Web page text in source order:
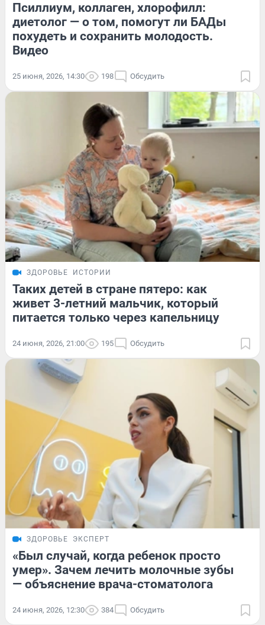
Псиллиум, коллаген, хлорофилл:
диетолог — о том, помогут ли БАДы
похудеть и сохранить молодость.
Видео
25 июня, 2026, 14:30 198 Обсудить
ЗДОРОВЬЕ ИСТОРИИ
Таких детей в стране пятеро: как
живет 3-летний мальчик, который
питается только через капельницу
24 июня, 2026, 21:00 195 Обсудить
ЗДОРОВЬЕ ЭКСПЕРТ
«Был случай, когда ребенок просто
умер». Зачем лечить молочные зубы
— объяснение врача-стоматолога
24 июня, 2026, 12:30 384 Обсудить